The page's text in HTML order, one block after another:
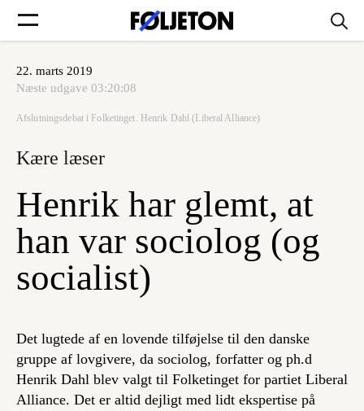
Forsider
Søg
Min side
Log ind
22. marts 2019
Næste udgave 03:20:08
Afslutningsdebat i Folketinget. Henrik Dahl (Liberal Alliance)
Kære læser
Henrik har glemt, at
han var sociolog (og
socialist)
Det lugtede af en lovende tilføjelse til den danske
gruppe af lovgivere, da sociolog, forfatter og ph.d
Henrik Dahl blev valgt til Folketinget for partiet Liberal
Alliance. Det er altid dejligt med lidt ekspertise på